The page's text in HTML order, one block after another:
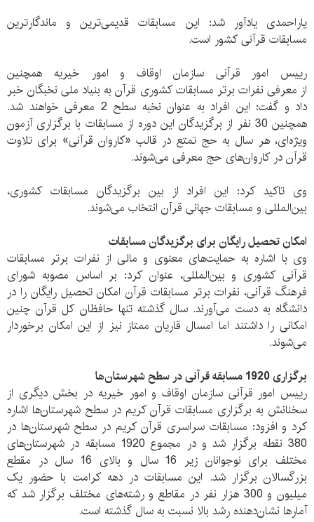
یاراحمدی یادآور شد: این مسابقات قدیمی‌ترین و ماندگارترین
مسابقات قرآنی کشور است.
رییس امور قرآنی سازمان اوقاف و امور خیریه همچنین
از معرفی نفرات برتر مسابقات کشوری قرآن به بنیاد ملی نخبگان خبر
داد و گفت: این افراد به عنوان نخبه سطح 2 معرفی خواهند شد.
همچنین 30 نفر از برگزیدگان این دوره از مسابقات با برگزاری آزمون
ویژه‌ای، هر سال به حج تمتع در قالب «کاروان قرآنی» برای تلاوت
قرآن در کاروان‌های حج معرفی می‌شوند.
وی تاکید کرد: این افراد از بین برگزیدگان مسابقات کشوری،
بین‌المللی و مسابقات جهانی قرآن انتخاب می‌شوند.
امکان تحصیل رایگان برای برگزیدگان مسابقات
وی با اشاره به حمایت‌های معنوی و مالی از نفرات برتر مسابقات
قرآنی کشوری و بین‌المللی، عنوان کرد: بر اساس مصوبه شورای
فرهنگ قرآنی، نفرات برتر مسابقات قرآن امکان تحصیل رایگان را در
دانشگاه به دست می‌آورند. سال گذشته تنها حافظان کل قرآن چنین
امکانی را داشتند اما امسال قاریان ممتاز نیز از این امکان برخوردار
می‌‌شوند.
برگزاری 1920 مسابقه قرآنی در سطح شهرستان‌ها
رییس امور قرآنی سازمان اوقاف و امور خیریه در بخش دیگری از
سخنانش به برگزاری مسابقات قرآن کریم در سطح شهرستان‌ها اشاره
کرد و افزود: مسابقات سراسری قرآن کریم در سطح شهرستان‌ها در
380 نقطه برگزار شد و در مجموع 1920 مسابقه در شهرستان‌های
مختلف برای نوجوانان زیر 16 سال و بالای 16 سال در مقطع
بزرگسالان برگزار شد. این مسابقات در دهه کرامت با حضور یک
میلیون و 300 هزار نفر در مقاطع و رشته‌های مختلف برگزار شد که
آمارها نشان‌دهنده رشد بالا نسبت به سال گذشته است.